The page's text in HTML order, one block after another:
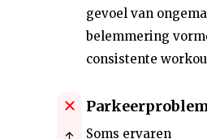
gevoel van
belemmering
consistente
Soms ervaren